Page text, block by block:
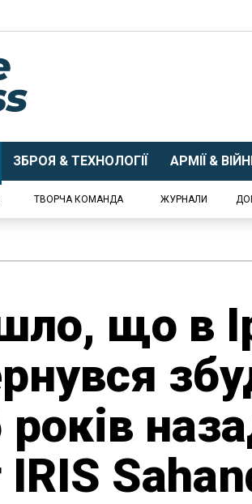
ЗБРОЯ & ТЕХНОЛОГІЇ АРМІЇ &
ТВОРЧА КОМАНДА ЖУРНАЛИ
що в